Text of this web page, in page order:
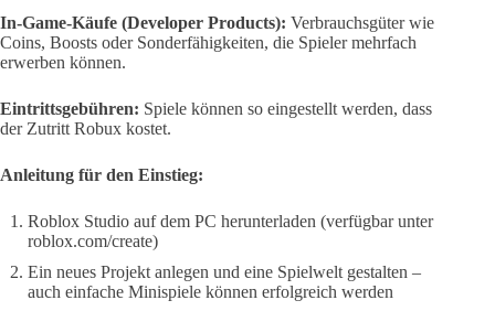
In-Game-Käufe (Developer Products): Verbrauchsgüter wie
Coins, Boosts oder Sonderfähigkeiten, die Spieler mehrfach
erwerben können.
Eintrittsgebühren: Spiele können so eingestellt werden, dass
der Zutritt Robux kostet.
Anleitung für den Einstieg:
Roblox Studio auf dem PC herunterladen (verfügbar unter
roblox.com/create)
Ein neues Projekt anlegen und eine Spielwelt gestalten –
auch einfache Minispiele können erfolgreich werden